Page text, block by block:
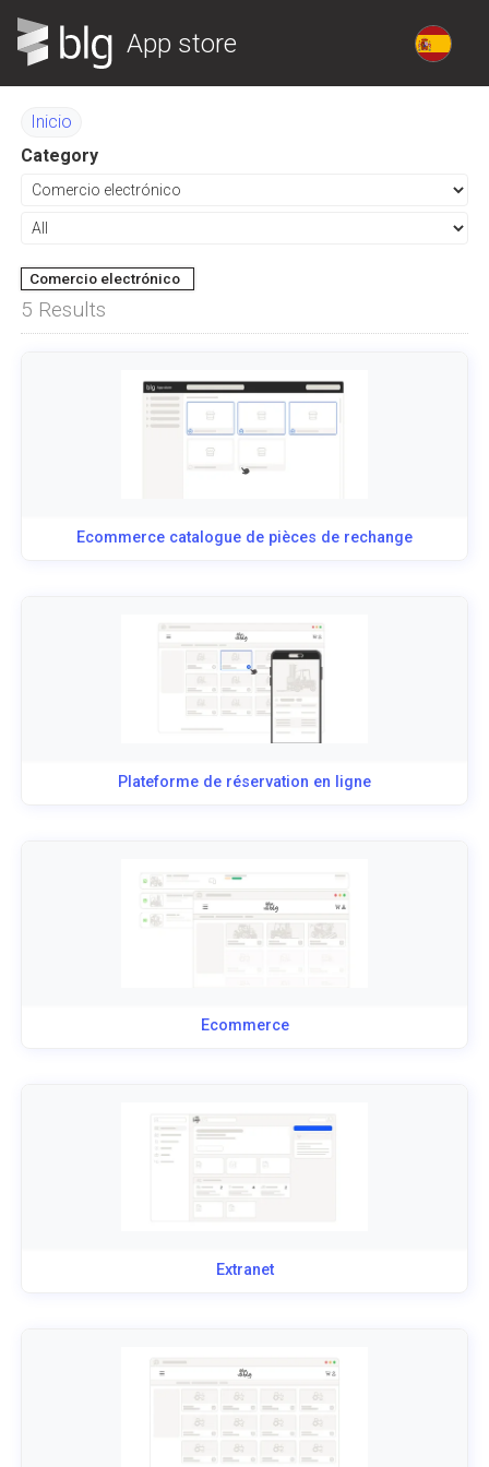
App store
Inicio
Category
Comercio electrónico
5 Results
Ecommerce catalogue de pièces de rechange
Plateforme de réservation en ligne
Ecommerce
Extranet